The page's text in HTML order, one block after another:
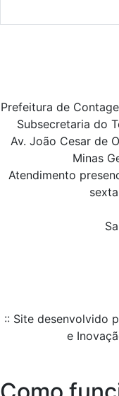
Prefeitura de
Subsecretaria do
Av. João Cesar de
Minas
Atendimento
:: Site desenvolvido
e